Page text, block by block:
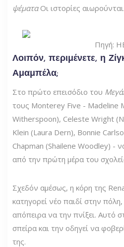
ψέματαΟι ιστορίες αιωρούνται.
Πηγή:
Λοιπόν, περιμένετε, η
Αμαμπέλα;
Στο πρώτο επεισόδιο του
τους Monterey Five - Madeline
Witherspoon), Celeste Wright
Klein (Laura Dern), Bonnie
Chapman (Shailene Woodley) -
από την πρώτη μέρα του
Σχεδόν αμέσως, η κόρη της
κατηγορεί νέο παιδί στην
απόπειρα να την πνίξει. Αυτό
σπείρα και την οδηγεί να
της.